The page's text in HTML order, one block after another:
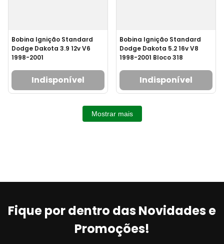
Bobina Ignição Standard
Dodge Dakota 3.9 12v V6
1998-2001
Indisponível
Bobina Ignição Standard
Dodge Dakota 5.2 16v V8
1998-2001 Bloco 318
Indisponível
Mostrar mais
Fique por dentro das Novidades e
Promoções!